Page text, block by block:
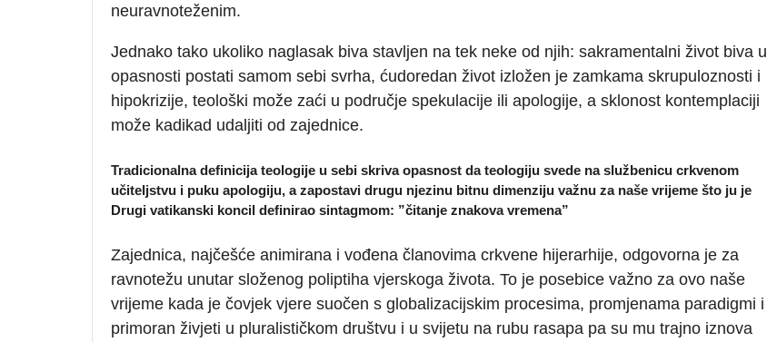
neuravnoteženim.
Jednako tako ukoliko naglasak biva stavljen na tek neke od njih: sakramentalni život biva u
opasnosti postati samom sebi svrha, ćudoredan život izložen je zamkama skrupuloznosti i
hipokrizije, teološki može zaći u područje spekulacije ili apologije, a sklonost kontemplaciji
može kadikad udaljiti od zajednice.
Tradicionalna definicija teologije u sebi skriva opasnost da teologiju svede na službenicu crkvenom
učiteljstvu i puku apologiju, a zapostavi drugu njezinu bitnu dimenziju važnu za naše vrijeme što ju je
Drugi vatikanski koncil definirao sintagmom: ”čitanje znakova vremena”
Zajednica, najčešće animirana i vođena članovima crkvene hijerarhije, odgovorna je za
ravnotežu unutar složenog poliptiha vjerskoga života. To je posebice važno za ovo naše
vrijeme kada je čovjek vjere suočen s globalizacijskim procesima, promjenama paradigmi i
primoran živjeti u pluralističkom društvu i u svijetu na rubu rasapa pa su mu trajno iznova